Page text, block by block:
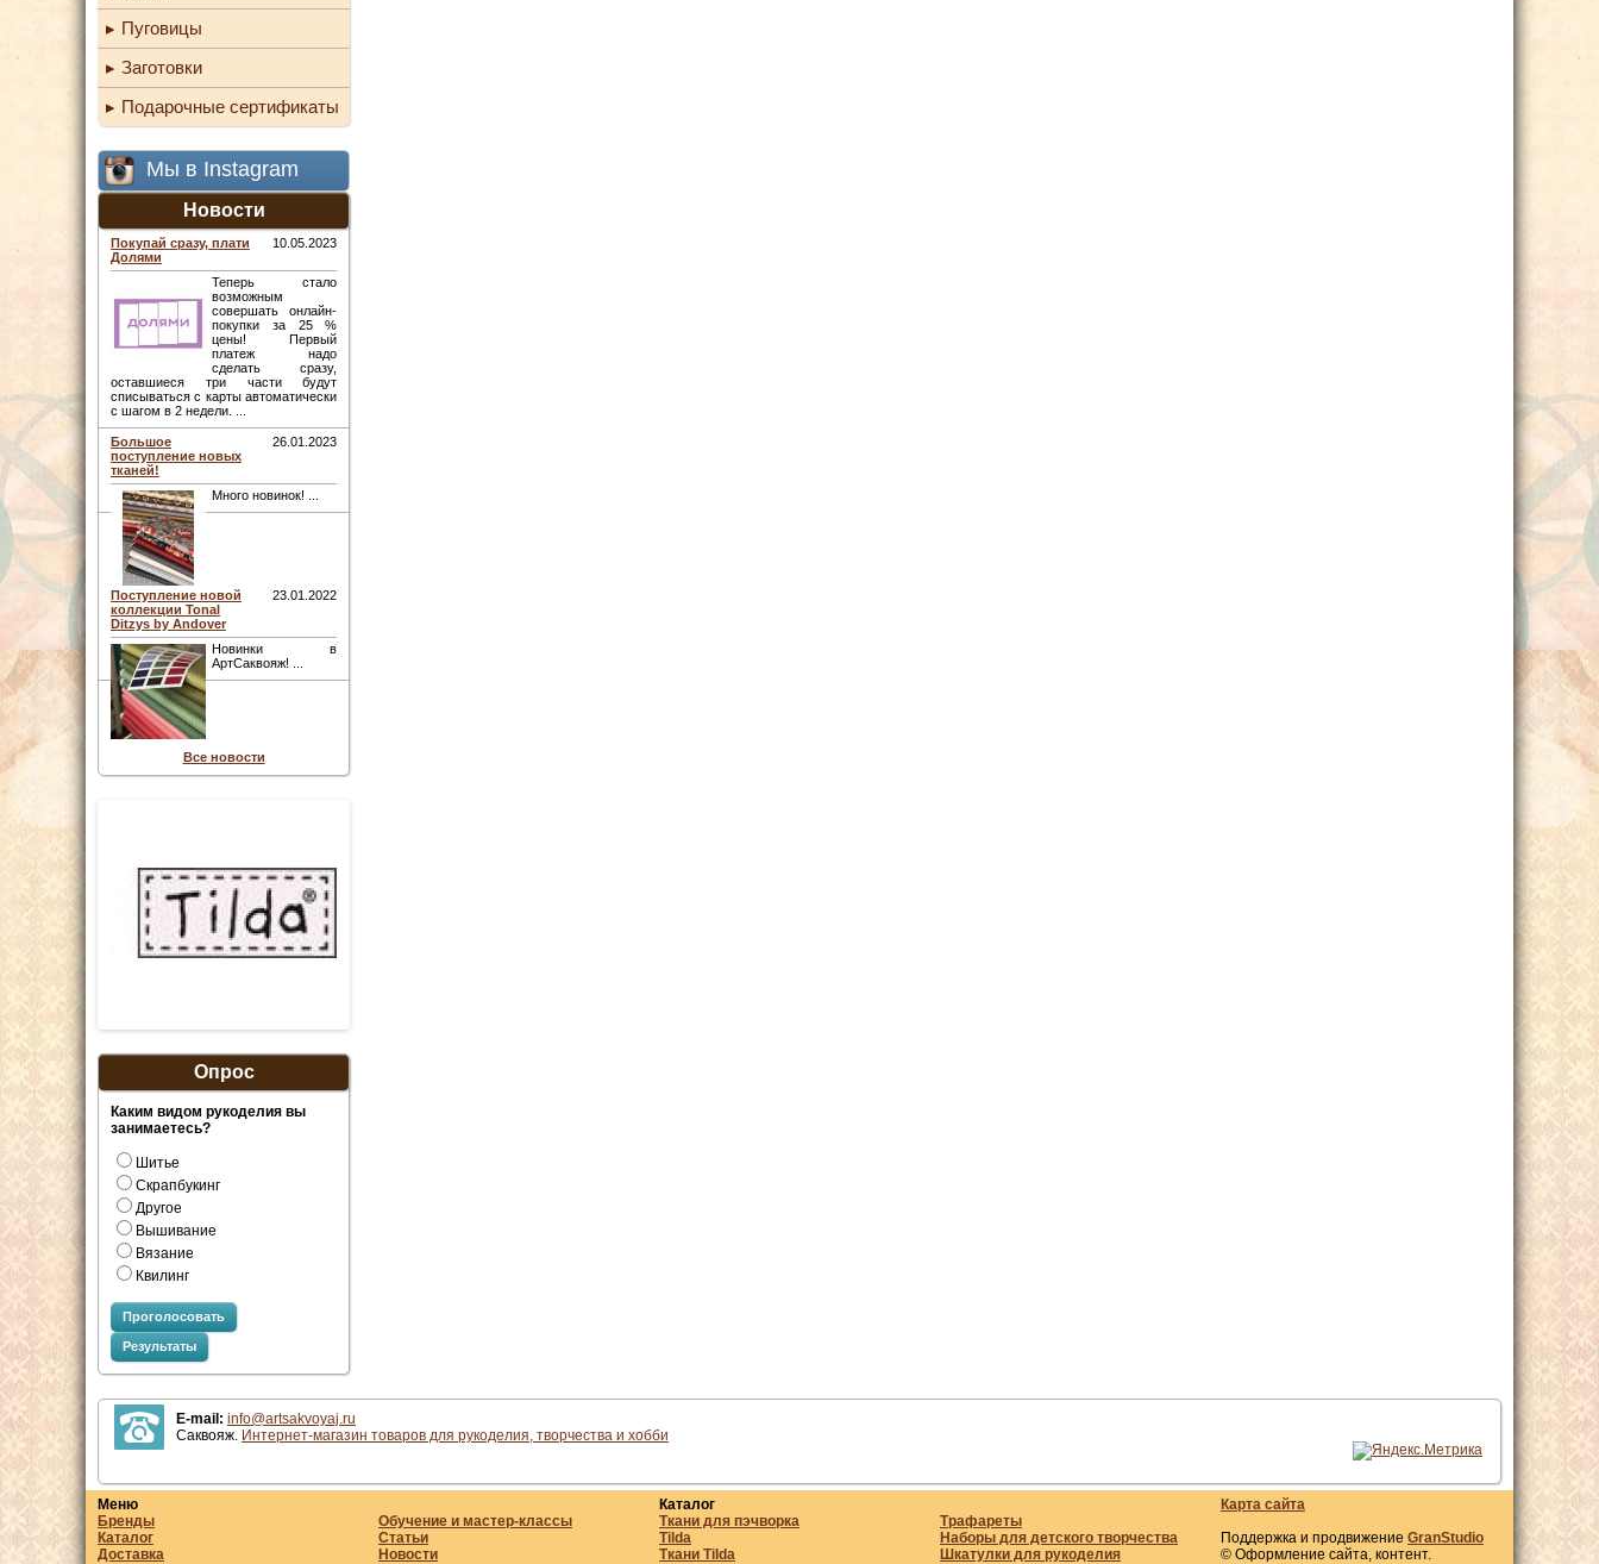
Пуговицы
Заготовки
Подарочные сертификаты
Мы в Instagram
Новости
Покупай сразу, плати
Долями
10.05.2023
Теперь стало
возможным
совершать онлайн-
покупки за 25 %
цены! Первый
платеж надо
сделать сразу,
оставшиеся три части будут
списываться с карты автоматически
с шагом в 2 недели. ...
Большое
поступление новых
тканей!
26.01.2023
Много новинок! ...
Поступление новой
коллекции Tonal
Ditzys by Andover
23.01.2022
Новинки в
АртСаквояж! ...
Все новости
Опрос
Каким видом рукоделия вы
занимаетесь?
Шитье
Скрапбукинг
Другое
Вышивание
Вязание
Квилинг
Проголосовать
Результаты
E-mail: info@artsakvoyaj.ru
Саквояж. Интернет-магазин товаров для рукоделия, творчества и хобби
Меню
Бренды
Каталог
Доставка
Обучение и мастер-классы
Статьи
Новости
Каталог
Ткани для пэчворка
Tilda
Ткани Tilda
Трафареты
Наборы для детского творчества
Шкатулки для рукоделия
Карта сайта
Поддержка и продвижение GranStudio
© Оформление сайта, контент.